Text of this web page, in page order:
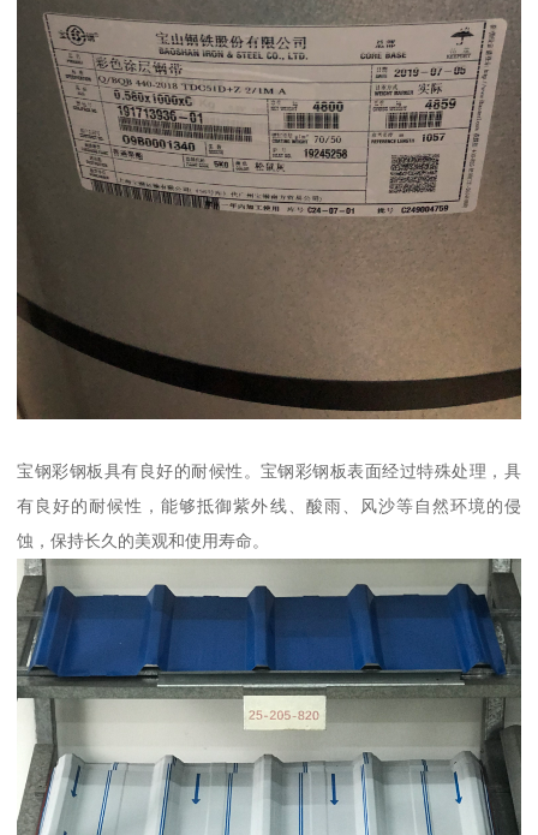
宝钢彩钢板具有良好的耐候性。宝钢彩钢板表面经过特殊处理，具
有良好的耐候性，能够抵御紫外线、酸雨、风沙等自然环境的侵
蚀，保持长久的美观和使用寿命。